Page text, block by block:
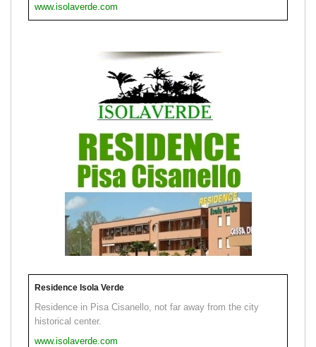
www.isolaverde.com
Residence Isola Verde
Residence in Pisa Cisanello, not far away from the city
historical center.
www.isolaverde.com